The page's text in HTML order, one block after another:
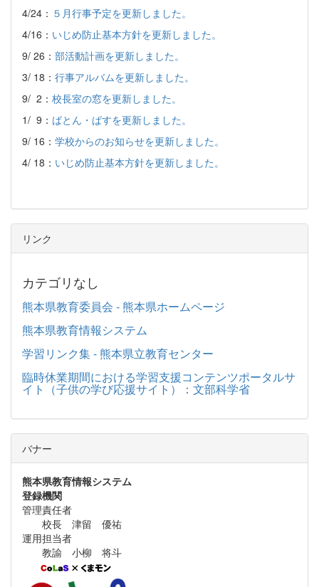
4/24： ５月行事予定を更新しました。
4/16： いじめ防止基本方針を更新しました。
9/ 26： 部活動計画を更新しました。
3/ 18： 行事アルバムを更新しました。
9/ 2： 校長室の窓を更新しました。
1/ 9： ばとん・ぱすを更新しました。
9/ 16： 学校からのお知らせを更新しました。
4/ 18： いじめ防止基本方針を更新しました。
リンク
カテゴリなし
熊本県教育委員会 - 熊本県ホームページ
熊本県教育情報システム
学習リンク集 - 熊本県立教育センター
臨時休業期間における学習支援コンテンツポータルサ
イト（子供の学び応援サイト）：文部科学省
バナー
熊本県教育情報システム
登録機関
管理責任者
校長 津留 優祐
運用担当者
教諭 小柳 将斗